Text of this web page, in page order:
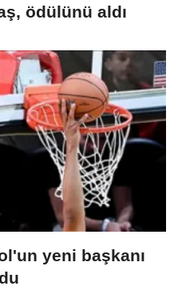
ödülünü aldı
yeni başkanı